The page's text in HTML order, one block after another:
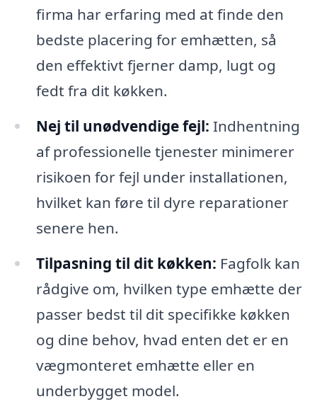
firma har erfaring med at finde den
bedste placering for emhætten, så
den effektivt fjerner damp, lugt og
fedt fra dit køkken.
Nej til unødvendige fejl: Indhentning
af professionelle tjenester minimerer
risikoen for fejl under installationen,
hvilket kan føre til dyre reparationer
senere hen.
Tilpasning til dit køkken: Fagfolk kan
rådgive om, hvilken type emhætte der
passer bedst til dit specifikke køkken
og dine behov, hvad enten det er en
vægmonteret emhætte eller en
underbygget model.